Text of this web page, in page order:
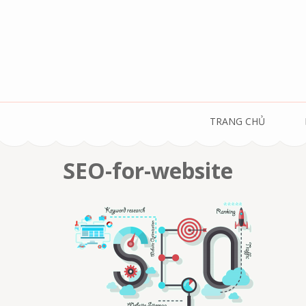
TRANG CHỦ
SEO-for-website